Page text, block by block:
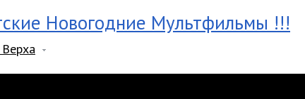
Новогодние Мультфильмы !!!